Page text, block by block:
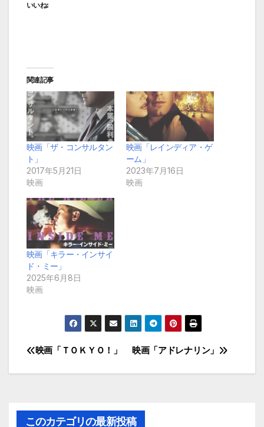
いいね:
関連記事
映画「ザ・コンサルタン
ト」
2017年5月21日
映画
映画「レインディア・ゲ
ーム」
2023年7月16日
映画
映画「キラー・インサイ
ド・ミー」
2025年6月8日
映画
投
稿
ナ
映画「アドレナリン」
映画「ＴＯＫＹＯ！」
このカテゴリの最新投稿